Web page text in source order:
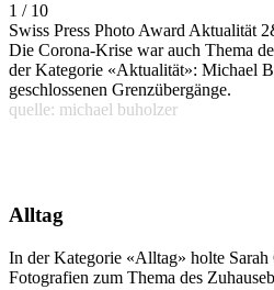
1 / 10
Swiss Press Photo Award Aktualität
Die Corona-Krise war auch Thema
der Kategorie «Aktualität»: Michael
geschlossenen Grenzübergänge.
quelle: michael buholzer
Alltag
In der Kategorie «Alltag» holte Sarah
Fotografien zum Thema des